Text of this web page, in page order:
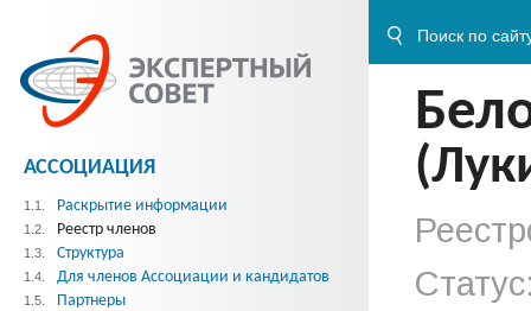
АССОЦИАЦИЯ
1.1. Раскрытие информации
1.2. Реестр членов
1.3. Структура
1.4. Для членов Ассоциации и кандидатов
1.5. Партнеры